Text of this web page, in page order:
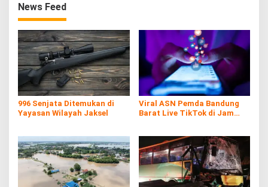
News Feed
996 Senjata Ditemukan di
Yayasan Wilayah Jaksel
Viral ASN Pemda Bandung
Barat Live TikTok di Jam